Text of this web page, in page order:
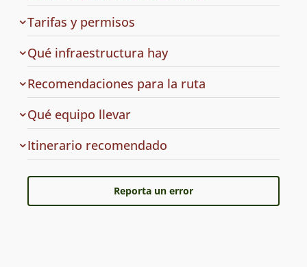
Tarifas y permisos
acceso
Qué infraestructura hayen
la
ruta
Recomendaciones para la ruta
Qué equipo llevara
la
ruta
Cuál
es
Itinerario recomendado
Reporta un error